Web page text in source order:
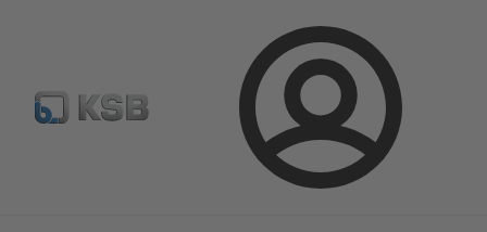
Connexion
Sélectionner pompes & vannes standards Configurer un